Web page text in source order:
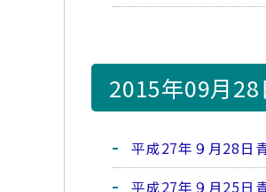
2015年09月28
平成27年９月28日
平成27年９月25日